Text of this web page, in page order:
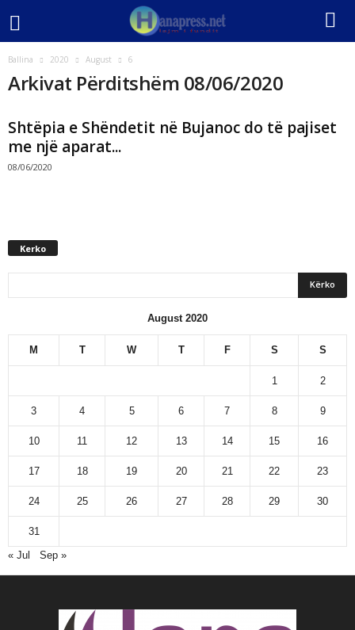
Ballina 2020 August 6
Arkivat Përditshëm 08/06/2020
Shtëpia e Shëndetit në Bujanoc do të pajiset
me një aparat...
08/06/2020
Kerko
August 2020
M T W T F S S
1 2
3 4 5 6 7 8 9
10 11 12 13 14 15 16
17 18 19 20 21 22 23
24 25 26 27 28 29 30
31
« Jul
Sep »